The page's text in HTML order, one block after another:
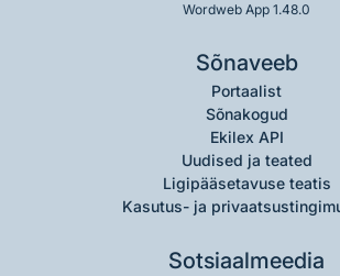
Wordweb App 1.48.0
Sõnaveeb
Portaalist
Sõnakogud
Ekilex API
Uudised ja teated
Ligipääsetavuse teatis
Kasutus- ja
Sotsiaalmeedia